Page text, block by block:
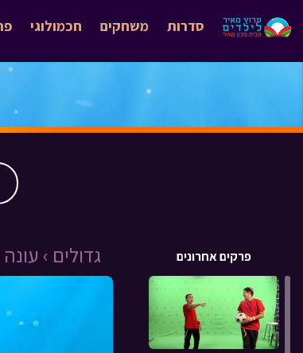
חכמולוגי משחקים סדרות
גדולים › עונה 1 › פרקים אחרונים